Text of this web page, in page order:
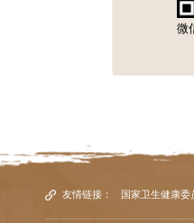
微
友情链接： 国家卫生健康委